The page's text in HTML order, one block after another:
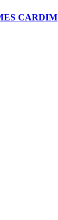
CARDIM